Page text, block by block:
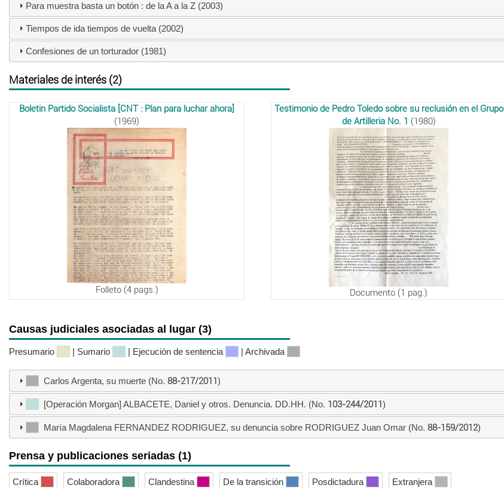
Para muestra basta un botón : de la A a la Z (2003)
Tiempos de ida tiempos de vuelta (2002)
Confesiones de un torturador (1981)
Materiales de interés (2)
Boletin Partido Socialista [CNT : Plan para luchar ahora]
(1969)
Folleto (4 pags.)
Testimonio de Pedro Toledo sobre su reclusión en el Grupo
de Artilleria No. 1 (1980)
Documento (1 pag.)
Causas judiciales asociadas al lugar (3)
Presumario | Sumario | Ejecución de sentencia | Archivada
Carlos Argenta, su muerte (No. 88-217/2011)
[Operación Morgan] ALBACETE, Daniel y otros. Denuncia. DD.HH. (No. 103-244/2011)
María Magdalena FERNANDEZ RODRIGUEZ, su denuncia sobre RODRIGUEZ Juan Omar (No. 88-159/2012)
Prensa y publicaciones seriadas (1)
Crítica Colaboradora Clandestina De la transición Posdictadura Extranjera